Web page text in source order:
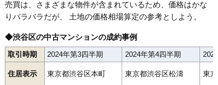
売買は、さまざまな物件が含まれているため、価格はかな
りバラバラだが、 土地の価格相場算定の参考としよう。
◆渋谷区の中古マンションの成約事例
取引時期 2024年第3四半期 2024年第4四半期
住居表示 東京都渋谷区本町 東京都渋谷区松濤 東